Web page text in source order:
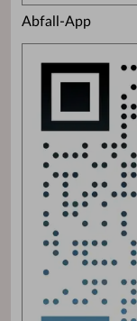
Abfall-App